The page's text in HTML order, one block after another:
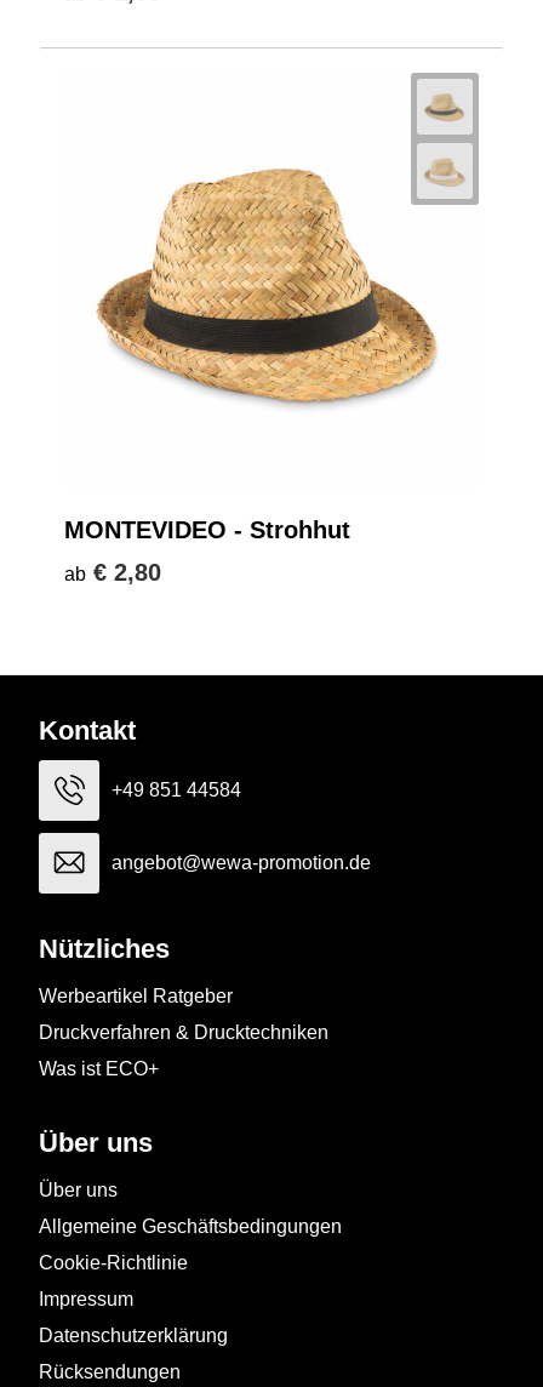
MONTEVIDEO - Strohhut
ab € 2,80
Kontakt
+49 851 44584
angebot@wewa-promotion.de
Nützliches
Werbeartikel Ratgeber
Druckverfahren & Drucktechniken
Was ist ECO+
Über uns
Über uns
Allgemeine Geschäftsbedingungen
Cookie-Richtlinie
Impressum
Datenschutzerklärung
Rücksendungen